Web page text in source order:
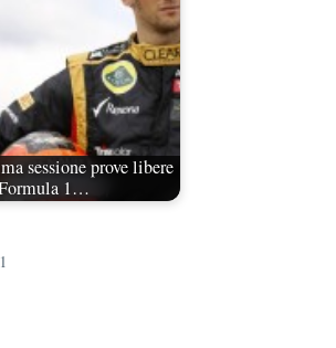
sessione prove libere
1…